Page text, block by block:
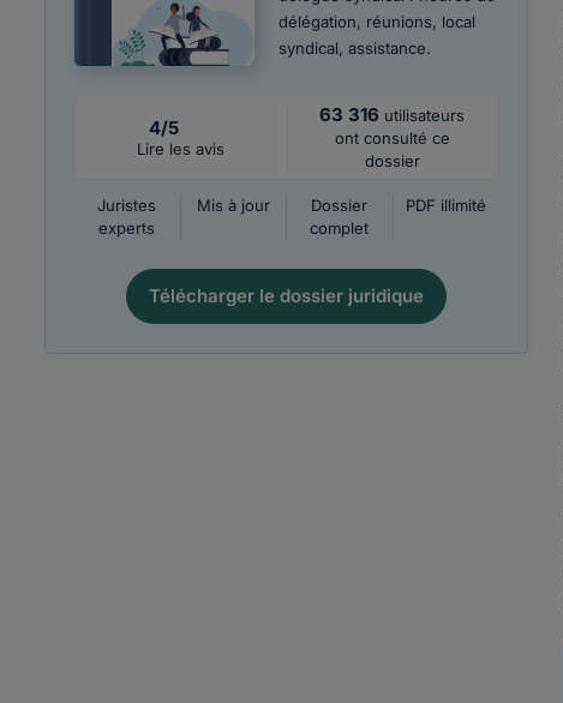
délégation, réunions, local
syndical, assistance.
4/5
Lire les avis
63 316 utilisateurs
ont consulté ce
dossier
Juristes
experts
Mis à jour
Dossier
complet
PDF illimité
Télécharger le dossier juridique